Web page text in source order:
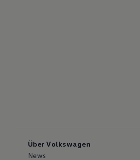
Über Volkswagen
News